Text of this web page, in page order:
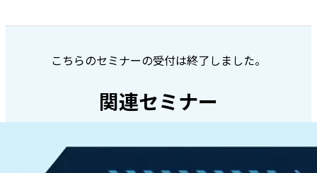
こちらのセミナーの受付は終了しました。
関連セミナー